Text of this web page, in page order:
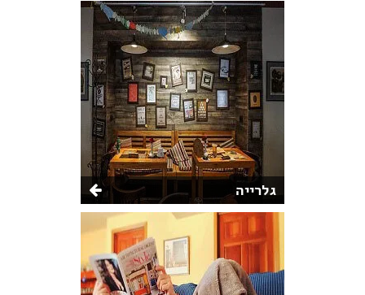
גלרייה